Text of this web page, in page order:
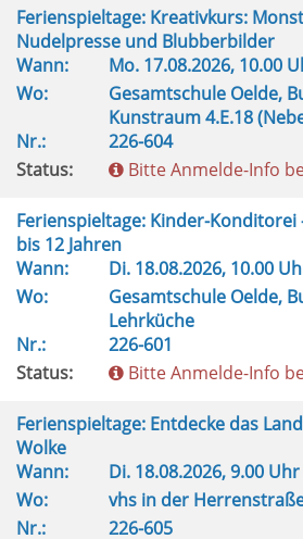
Ferienspieltage: Kreativkurs:
Nudelpresse und Blubberbilder
Wann:
Mo. 17.08.2026, 10.00
Wo:
Gesamtschule Oelde,
Kunstraum 4.E.18
Nr.:
226-604
Status:
Bitte Anmelde-Info
Ferienspieltage: Kinder-Konditorei
bis 12 Jahren
Wann:
Di. 18.08.2026, 10.00
Wo:
Gesamtschule Oelde,
Lehrküche
Nr.:
226-601
Status:
Bitte Anmelde-Info
Ferienspieltage: Entdecke das
Wolke
Wann:
Di. 18.08.2026, 9.00 Uhr
Wo:
vhs in der
Nr.:
226-605